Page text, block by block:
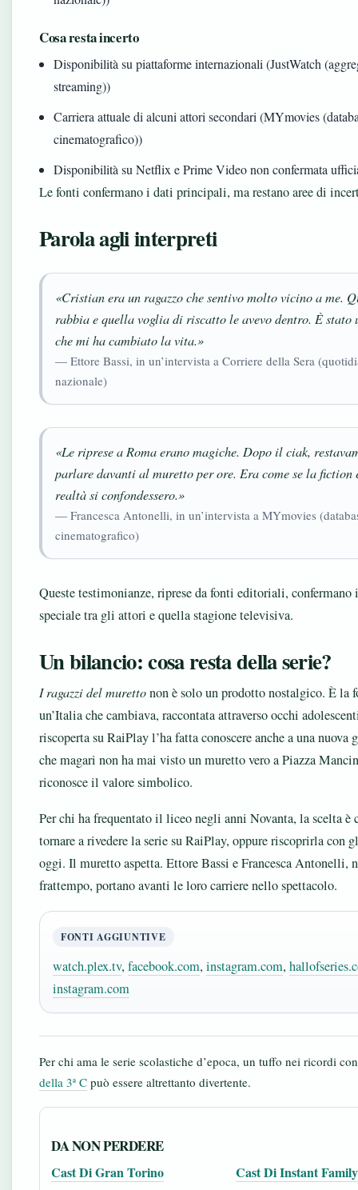
Cosa resta incerto
Disponibilità su piattaforme internazionali (JustWatch
streaming))
Carriera attuale di alcuni attori secondari (MYmovies
cinematografico))
Disponibilità su Netflix e Prime Video non confermata
Le fonti confermano i dati principali, ma restano aree di
Parola agli interpreti
«Cristian era un ragazzo che sentivo molto vicino a me.
rabbia e quella voglia di riscatto le avevo dentro. È stato
che mi ha cambiato la vita.»
— Ettore Bassi, in un’intervista a Corriere della Sera
nazionale)
«Le riprese a Roma erano magiche. Dopo il ciak,
parlare davanti al muretto per ore. Era come se la fiction
realtà si confondessero.»
— Francesca Antonelli, in un’intervista a MYmovies
cinematografico)
Queste testimonianze, riprese da fonti editoriali, confermano
speciale tra gli attori e quella stagione televisiva.
Un bilancio: cosa resta della serie?
I ragazzi del murettonon è solo un prodotto nostalgico. È la
un’Italia che cambiava, raccontata attraverso occhi
riscoperta su RaiPlay l’ha fatta conoscere anche a una nuova
che magari non ha mai visto un muretto vero a Piazza
riconosce il valore simbolico.
Per chi ha frequentato il liceo negli anni Novanta, la scelta è
tornare a rivedere la serie su RaiPlay, oppure riscoprirla con
oggi. Il muretto aspetta. Ettore Bassi e Francesca Antonelli,
frattempo, portano avanti le loro carriere nello spettacolo.
FONTI AGGIUNTIVE
watch.plex.tv, facebook.com, instagram.com,
instagram.com
Per chi ama le serie scolastiche d’epoca, un tuffo nei ricordi
della 3ª C può essere altrettanto divertente.
DA NON PERDERE
Cast Di Gran Torino
Cast Di Instant Family